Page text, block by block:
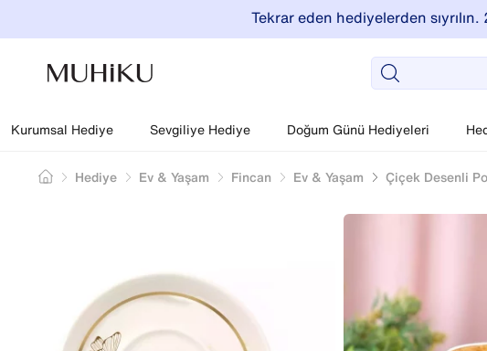
Tekrar eden hediyelerden
Kurumsal Hediye Sevgiliye Hediye Doğum Günü Hediyeleri
Hediye Ev & Yaşam Fincan Ev & Yaşam Çiçek Desenli